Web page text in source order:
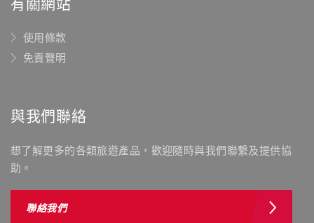
使用條款
免責聲明
與我們聯絡
想了解更多的各類旅遊產品，歡迎隨時與我們聯繫及提供協
助。
聯絡我們